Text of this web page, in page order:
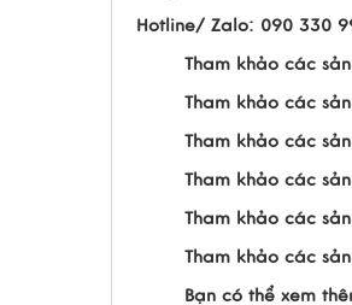
Hotline/ Zalo: 090 330
Tham khảo các
Tham khảo các
Tham khảo các
Tham khảo các
Tham khảo các
Tham khảo các
Bạn có thể xem